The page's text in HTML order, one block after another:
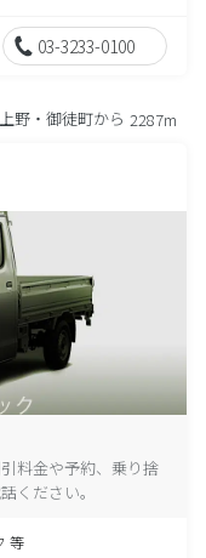
03-3233-0100
野・御徒町から 2287m
料金や予約、乗り捨
ください。
等